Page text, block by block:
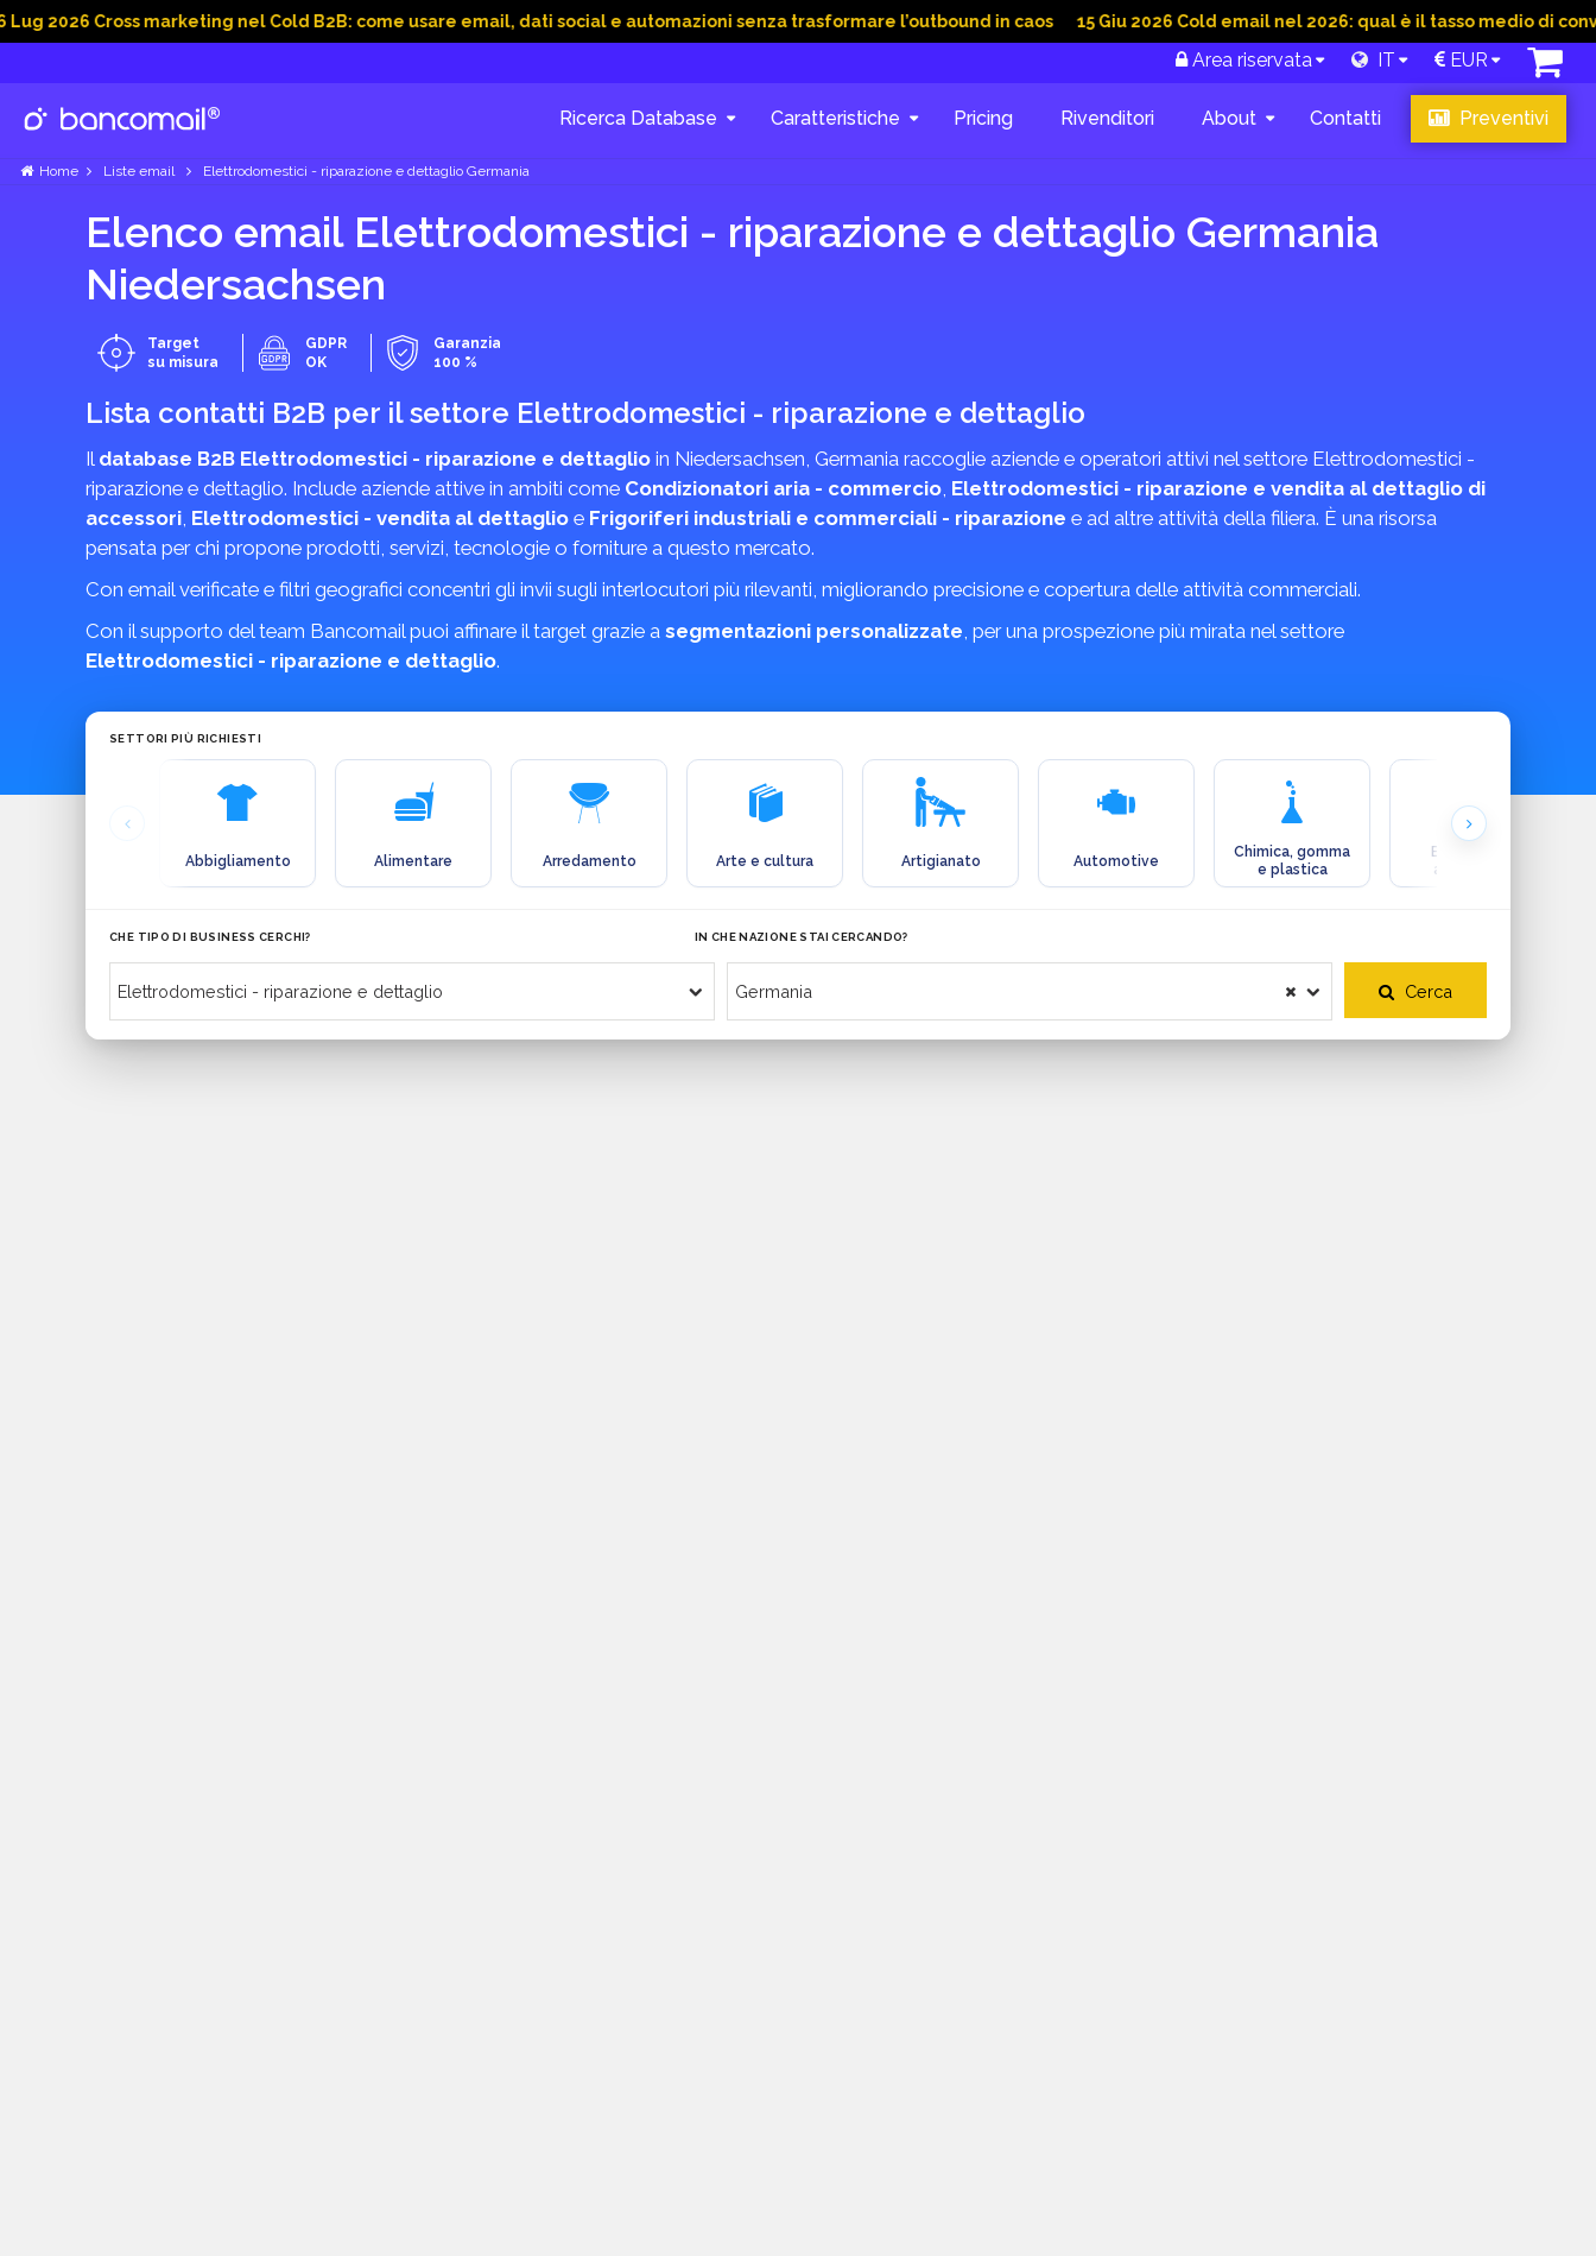
Cross marketing nel Cold B2B: come usare email, dati social e automazioni senza trasformare l’outbound in caos 15 Giu 2026 Cold email nel 2026: qual è il tasso medio di conversione
Area riservata IT EUR
Ricerca Database Caratteristiche Pricing Rivenditori About Contatti Preventivi
Home Liste email Elettrodomestici - riparazione e dettaglio Germania
Elenco email Elettrodomestici - riparazione e dettaglio Germania
Niedersachsen
Target
su misura
GDPR
OK
Garanzia
100 %
Lista contatti B2B per il settore Elettrodomestici - riparazione e dettaglio
Il database B2B Elettrodomestici - riparazione e dettaglio in Niedersachsen, Germania raccoglie aziende e operatori attivi nel settore Elettrodomestici -
riparazione e dettaglio. Include aziende attive in ambiti come Condizionatori aria - commercio, Elettrodomestici - riparazione e vendita al dettaglio di
accessori, Elettrodomestici - vendita al dettaglio e Frigoriferi industriali e commerciali - riparazione e ad altre attività della filiera. È una risorsa
pensata per chi propone prodotti, servizi, tecnologie o forniture a questo mercato.
Con email verificate e filtri geografici concentri gli invii sugli interlocutori più rilevanti, migliorando precisione e copertura delle attività commerciali.
Con il supporto del team Bancomail puoi affinare il target grazie a segmentazioni personalizzate, per una prospezione più mirata nel settore
Elettrodomestici - riparazione e dettaglio.
SETTORI PIÙ RICHIESTI
Abbigliamento Alimentare Arredamento Arte e cultura Artigianato Automotive
Chimica, gomma
e plastica
Ecologia e
ambiente
CHE TIPO DI BUSINESS CERCHI? IN CHE NAZIONE STAI CERCANDO?
Cerca